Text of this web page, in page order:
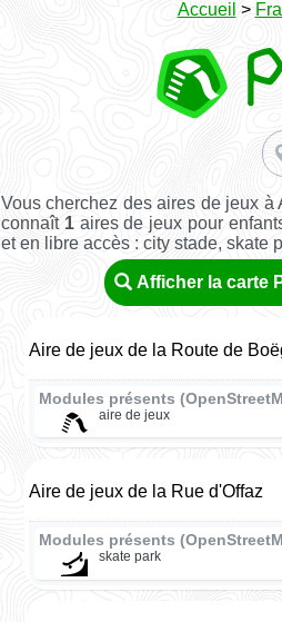
Accueil >
Vous cherchez des aires de jeux
connaît 1aires de jeux pour
et en libre accès : city stade, skate
Afficher la carte
Aire de jeux de la Route de
Modules présents
aire de jeux
Aire de jeux de la Rue d'Offaz
Modules présents
skate park